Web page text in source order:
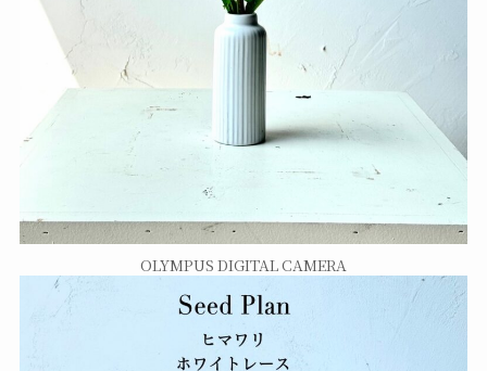
OLYMPUS DIGITAL CAMERA